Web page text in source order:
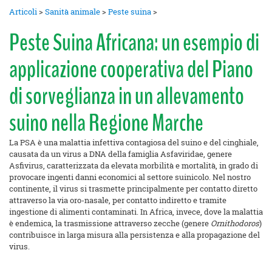
Articoli>Sanità animale>Peste suina>
Peste Suina Africana: un esempio di
applicazione cooperativa del Piano
di sorveglianza in un allevamento
suino nella Regione Marche
La PSA è una malattia infettiva contagiosa del suino e del cinghiale,
causata da un virus a DNA della famiglia Asfaviridae, genere
Asfivirus, caratterizzata da elevata morbilità e mortalità, in grado di
provocare ingenti danni economici al settore suinicolo. Nel nostro
continente, il virus si trasmette principalmente per contatto diretto
attraverso la via oro-nasale, per contatto indiretto e tramite
ingestione di alimenti contaminati. In Africa, invece, dove la malattia
è endemica, la trasmissione attraverso zecche (genere Ornithodoros)
contribuisce in larga misura alla persistenza e alla propagazione del
virus.